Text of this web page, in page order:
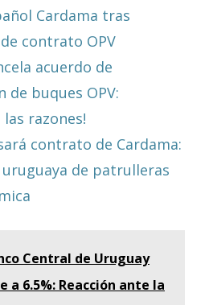
Cardama tras
contrato OPV
acuerdo de
de buques OPV:
las razones!
contrato de Cardama:
uruguaya de patrulleras
Central de Uruguay
a 6.5%: Reacción ante la